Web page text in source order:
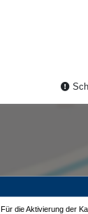
Für die Aktivierung der